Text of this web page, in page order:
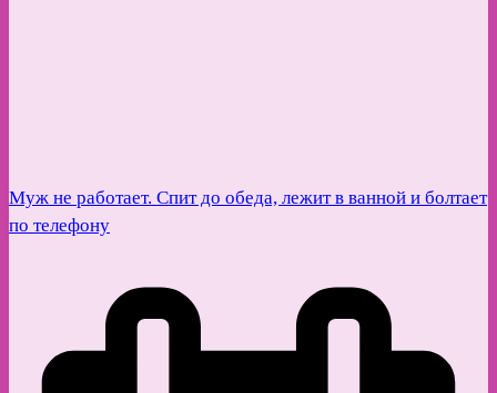
Муж не работает. Спит до обеда, лежит в ванной и болтает
по телефону